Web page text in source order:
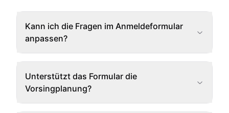
Kann ich die Fragen im Anmeldeformular
anpassen?
Unterstützt das Formular die
Vorsingplanung?